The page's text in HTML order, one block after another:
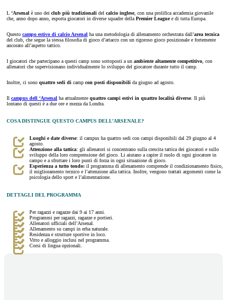
L ‘Arsenal è uno dei club più tradizionali del calcio inglese, con una prolifica accademia giovanile
che, anno dopo anno, esporta giocatori in diverse squadre della Premier Leaguee di tutta Europa.
Questo campo estivo di calcio Arsenal ha una metodologia di allenamento orchestrata dall’area tecnica
del club, che segue la stessa filosofia di gioco d’attacco con un rigoroso gioco posizionale e fortemente
ancorato all’aspetto tattico.
I giocatori che partecipano a questi camp sono sottoposti a un ambiente altamente competitivo , con
allenatori che supervisionano individualmente lo sviluppo del giocatore durante tutto il camp.
Inoltre, ci sono quattro sedi di camp con posti disponibili da giugno ad agosto.
Il campus dell ‘Arsenal ha attualmente quattro campi estivi in quattro località diverse. Il più
lontano di questi è a due ore e mezza da Londra.
COSA DISTINGUE QUESTO CAMPUS DELL’ARSENALE?
Luoghi e date diverse: il campus ha quattro sedi con campi disponibili dal 29 giugno al 4
agosto.
Attenzione alla tattica: gli allenatori si concentrano sulla crescita tattica dei giocatori e sullo
sviluppo della loro comprensione del gioco. Li aiutano a capire il ruolo di ogni giocatore in
campo e a sfruttare i loro punti di forza in ogni situazione di gioco.
Esperienza a tutto tondo: il programma di allenamento comprende il condizionamento fisico,
il miglioramento tecnico e l’attenzione alla tattica. Inoltre, vengono trattati argomenti come la
psicologia dello sport e l’alimentazione.
DETTAGLI DEL PROGRAMMA
Per ragazzi e ragazze dai 9 ai 17 anni.
Programmi per ragazzi, ragazze e portieri.
Allenatori ufficiali dell’Arsenal.
Allenamento su campi in erba naturale.
Residenza e strutture sportive in loco.
Vitto e alloggio inclusi nel programma.
Corsi di lingua opzionali.